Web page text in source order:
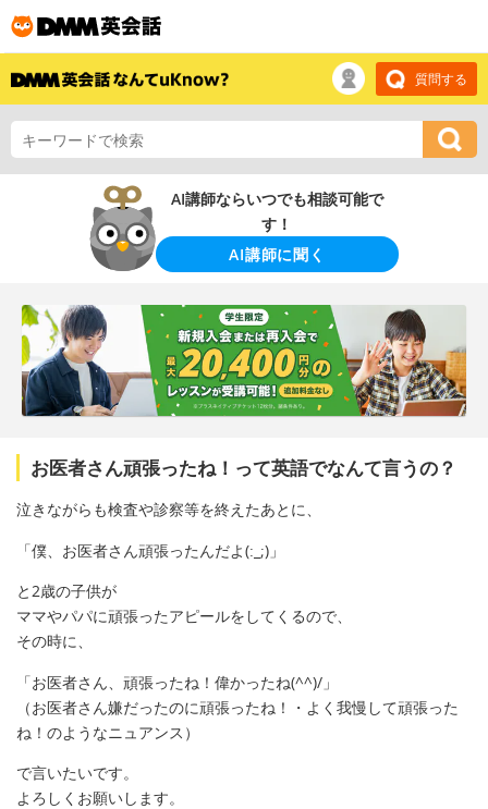
質問する
AI講師ならいつでも相談可能で
す！
AI講師に聞く
お医者さん頑張ったね！って英語でなんて言うの？
泣きながらも検査や診察等を終えたあとに、
「僕、お医者さん頑張ったんだよ(:_;)」
と2歳の子供が
ママやパパに頑張ったアピールをしてくるので、
その時に、
「お医者さん、頑張ったね！偉かったね(^^)/」
（お医者さん嫌だったのに頑張ったね！・よく我慢して頑張った
ね！のようなニュアンス）
で言いたいです。
よろしくお願いします。